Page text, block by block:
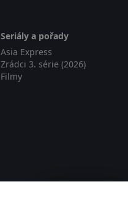
Seriály a pořady
Asia Express
Zrádci 3. série (2026)
Filmy